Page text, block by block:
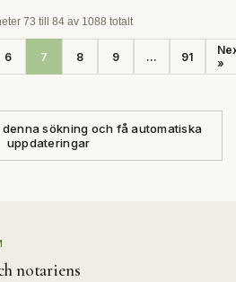
73 till 84 av 1088 totalt
6 7 8 9 ... 91
»
sökning och få automatiska
uppdateringar
notariens